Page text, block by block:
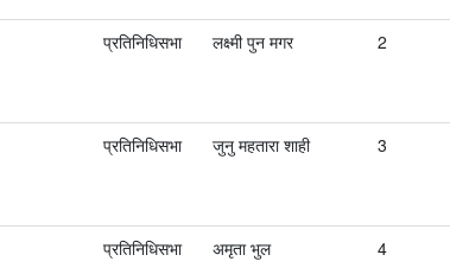
प्रतिनिधिसभा लक्ष्मी पुन मगर 2
प्रतिनिधिसभा जुनु महतारा शाही 3
प्रतिनिधिसभा अमृता भुल 4